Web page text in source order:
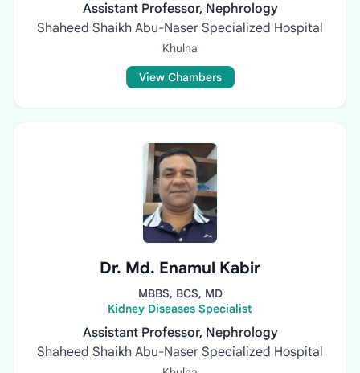
Assistant Professor, Nephrology
Shaheed Shaikh Abu-Naser Specialized Hospital
Khulna
View Chambers
Dr. Md. Enamul Kabir
MBBS, BCS, MD
Kidney Diseases Specialist
Assistant Professor, Nephrology
Shaheed Shaikh Abu-Naser Specialized Hospital